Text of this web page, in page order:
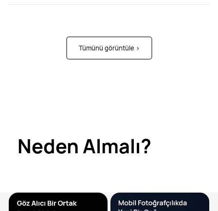
Tümünü görüntüle >
Neden Almalı?